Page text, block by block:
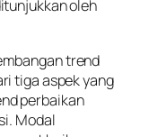
oleh
trend
tiga aspek yang
perbaikan
Modal